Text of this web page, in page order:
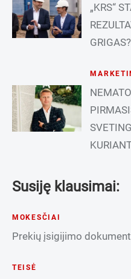
„KRS“
GRIGAS?
Susiję klausimai:
MOKESČIAI
Prekių įsigijimo
TEISĖ